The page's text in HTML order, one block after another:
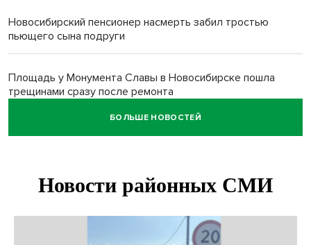
Новосибирский пенсионер насмерть забил тростью
пьющего сына подруги
Площадь у Монумента Славы в Новосибирске пошла
трещинами сразу после ремонта
Африканский врач поразил новосибирцев в травмпункте
Покрытие рулежных дорожек обновили в аэропорту
БОЛЬШЕ НОВОСТЕЙ